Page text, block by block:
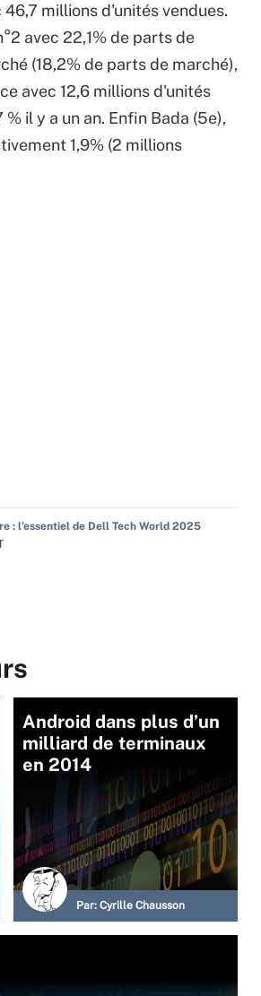
millions d'unités vendues.
avec 22,1% de parts de
(18,2% de parts de marché),
avec 12,6 millions d'unités
il y a un an. Enfin Bada (5e),
1,9% (2 millions
: l'essentiel de Dell Tech World 2025
Android dans plus d’un
milliard de terminaux
en 2014
Par: Cyrille Chausson